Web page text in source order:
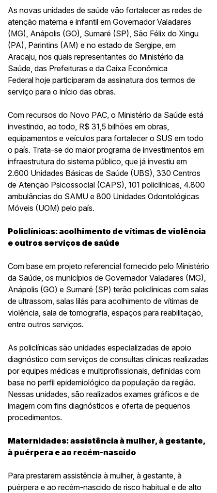
As novas unidades de saúde vão fortalecer as redes de
atenção materna e infantil em Governador Valadares
(MG), Anápolis (GO), Sumaré (SP) São Félix do Xingu
(PA), Parintins (AM) e no estado de Sergipe, em
Aracaju, nos quais representantes do Ministério da
Saúde, das Prefeituras e da Caixa Econômica
Federal hoje participaram da assinatura dos termos de
serviço para o início das obras.
Com recursos do Novo PAC, o Ministério da Saúde está
investindo, ao todo, R$ 31,5 bilhões em obras,
equipamentos e veículos para fortalecer o SUS em todo
o país. Trata-se do maior programa de investimentos em
infraestrutura do sistema público, que já investiu em
2.600 Unidades Básicas de Saúde (UBS), 330 Centros
de Atenção Psicossocial (CAPS), 101 policlínicas, 4.800
ambulâncias do SAMU e 800 Unidades Odontológicas
Móveis (UOM) pelo país.
Policlínicas: acolhimento de vítimas de violência
e outros serviços de saúde
Com base em projeto referencial fornecido pelo Ministério
da Saúde, os municípios de Governador Valadares (MG),
Anápolis (GO) e Sumaré (SP) terão policlínicas com salas
de ultrassom, salas lilás para acolhimento de vítimas de
violência, sala de tomografia, espaços para reabilitação,
entre outros serviços.
As policlínicas são unidades especializadas de apoio
diagnóstico com serviços de consultas clínicas realizadas
por equipes médicas e multiprofissionais, definidas com
base no perfil epidemiológico da população da região.
Nessas unidades, são realizados exames gráficos e de
imagem com fins diagnósticos e oferta de pequenos
procedimentos.
Maternidades: assistência à mulher, à gestante,
à puérpera e ao recém-nascido
Para prestarem assistência à mulher, à gestante, à
puérpera e ao recém-nascido de risco habitual e de alto